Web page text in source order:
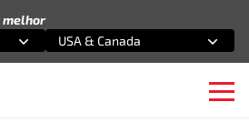
melhor
USA & Canada